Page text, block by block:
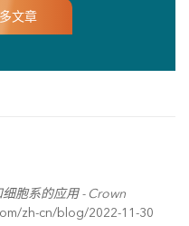
文章
胞系的应用 - Crown
zh-cn/blog/2022-11-30